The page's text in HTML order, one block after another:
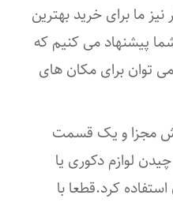
ما برای خرید بهترین
پیشنهاد می کنیم که
توان برای مکان های
مجزا و یک قسمت
لوازم دکوری یا
کرد.قطعا با